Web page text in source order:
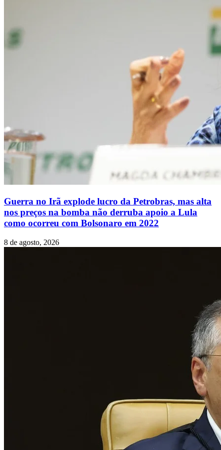
Guerra no Irã explode lucro da Petrobras, mas alta
nos preços na bomba não derruba apoio a Lula
como ocorreu com Bolsonaro em 2022
8 de agosto, 2026